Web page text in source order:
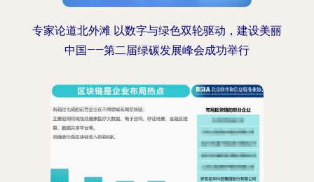
专家论道北外滩 以数字与绿色双轮驱动，建设美丽
中国——第二届绿碳发展峰会成功举行